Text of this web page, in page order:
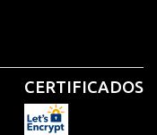
CERTIFICADOS